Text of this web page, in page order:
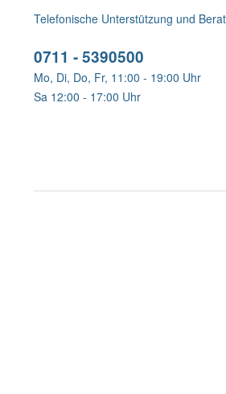
Telefonische Unterstützung und
0711 - 5390500
Mo, Di, Do, Fr, 11:00 - 19:00 Uhr
Sa 12:00 - 17:00 Uhr